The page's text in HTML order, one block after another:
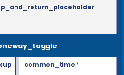
common_time*